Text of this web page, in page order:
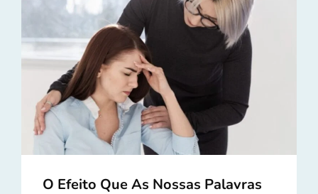
O Efeito Que As Nossas Palavras